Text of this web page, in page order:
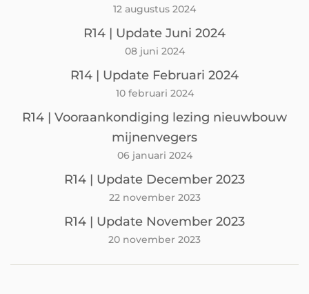
12 augustus 2024
R14 | Update Juni 2024
08 juni 2024
R14 | Update Februari 2024
10 februari 2024
R14 | Vooraankondiging lezing nieuwbouw
mijnenvegers
06 januari 2024
R14 | Update December 2023
22 november 2023
R14 | Update November 2023
20 november 2023